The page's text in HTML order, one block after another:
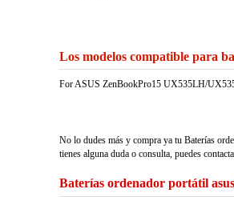
Los modelos compatible para
For ASUS ZenBookPro15 UX535LH/
No lo dudes más y compra ya tu Baterías
tienes alguna duda o consulta, puedes
Baterías ordenador portátil